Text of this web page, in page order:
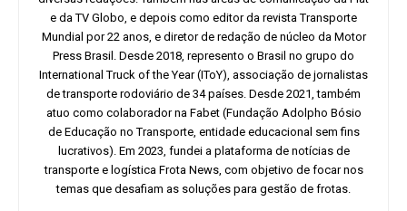
e da TV Globo, e depois como editor da revista Transporte
Mundial por 22 anos, e diretor de redação de núcleo da Motor
Press Brasil. Desde 2018, represento o Brasil no grupo do
International Truck of the Year (IToY), associação de jornalistas
de transporte rodoviário de 34 países. Desde 2021, também
atuo como colaborador na Fabet (Fundação Adolpho Bósio
de Educação no Transporte, entidade educacional sem fins
lucrativos). Em 2023, fundei a plataforma de notícias de
transporte e logística Frota News, com objetivo de focar nos
temas que desafiam as soluções para gestão de frotas.